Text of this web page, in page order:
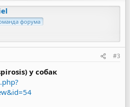
форума
#3
у собак